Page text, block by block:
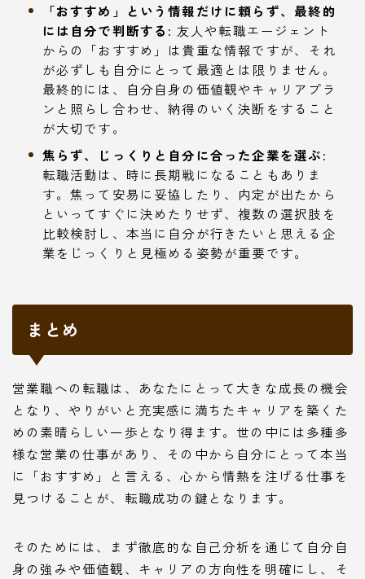
「おすすめ」という情報だけに頼らず、最終的
には自分で判断する: 友人や転職エージェント
からの「おすすめ」は貴重な情報ですが、それ
が必ずしも自分にとって最適とは限りません。
最終的には、自分自身の価値観やキャリアプラ
ンと照らし合わせ、納得のいく決断をすること
が大切です。
焦らず、じっくりと自分に合った企業を選ぶ:
転職活動は、時に長期戦になることもありま
す。焦って安易に妥協したり、内定が出たから
といってすぐに決めたりせず、複数の選択肢を
比較検討し、本当に自分が行きたいと思える企
業をじっくりと見極める姿勢が重要です。
まとめ
営業職への転職は、あなたにとって大きな成長の機会
となり、やりがいと充実感に満ちたキャリアを築くた
めの素晴らしい一歩となり得ます。世の中には多種多
様な営業の仕事があり、その中から自分にとって本当
に「おすすめ」と言える、心から情熱を注げる仕事を
見つけることが、転職成功の鍵となります。
そのためには、まず徹底的な自己分析を通じて自分自
身の強みや価値観、キャリアの方向性を明確にし、そ